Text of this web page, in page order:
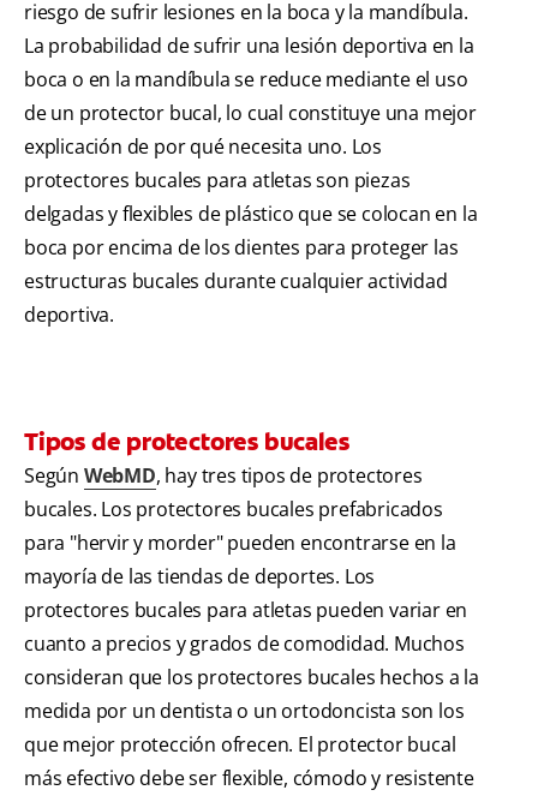
riesgo de sufrir lesiones en la boca y la mandíbula.
La probabilidad de sufrir una lesión deportiva en la
boca o en la mandíbula se reduce mediante el uso
de un protector bucal, lo cual constituye una mejor
explicación de por qué necesita uno. Los
protectores bucales para atletas son piezas
delgadas y flexibles de plástico que se colocan en la
boca por encima de los dientes para proteger las
estructuras bucales durante cualquier actividad
deportiva.
Tipos de protectores bucales
Según WebMD, hay tres tipos de protectores
bucales. Los protectores bucales prefabricados
para "hervir y morder" pueden encontrarse en la
mayoría de las tiendas de deportes. Los
protectores bucales para atletas pueden variar en
cuanto a precios y grados de comodidad. Muchos
consideran que los protectores bucales hechos a la
medida por un dentista o un ortodoncista son los
que mejor protección ofrecen. El protector bucal
más efectivo debe ser flexible, cómodo y resistente